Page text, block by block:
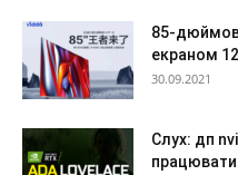
85-
екраном
30.09.2021
Слух: дп